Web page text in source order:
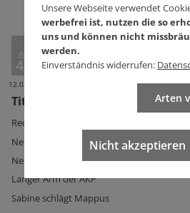
Ausg.
463
12.02.2020
Titelseite Ausg. 463
Rechtsradikale Vernetzung
Nein zu Nestlé
Nehmt den Fuß von der Bremse!
Langer Arm der AKP
Sabine schlägt Mappus
Unsere Webseite verwendet
werbefrei ist, nutzen die so
uns und können nicht
werden.
Einverständnis widerrufen:
Arten
Nicht akzeptieren